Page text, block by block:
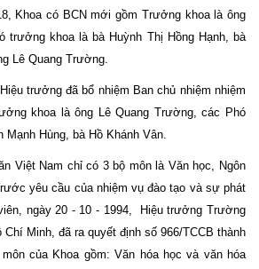
Khoa có BCN mới gồm Trưởng khoa là ông
trưởng khoa là bà Huỳnh Thị Hồng Hạnh, bà
Lê Quang Trường.
trưởng đã bổ nhiệm Ban chủ nhiệm nhiệm
khoa là ông Lê Quang Trường, các Phó
Hùng, bà Hồ Khánh Vân.
Việt Nam chỉ có 3 bộ môn là Văn học, Ngôn
yêu cầu của nhiệm vụ đào tạo và sự phát
ngày 20 - 10 - 1994, Hiệu trưởng Trường
Minh, đã ra quyết định số 966/TCCB thành
của Khoa gồm: Văn hóa học và văn hóa